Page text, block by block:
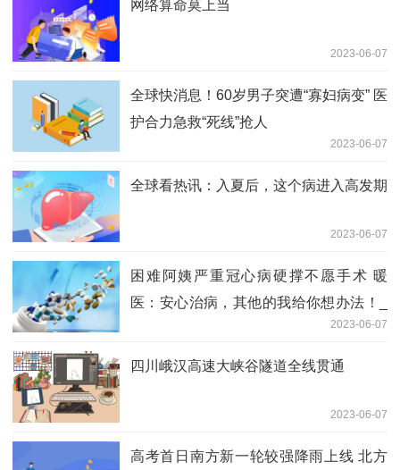
网络算命莫上当
2023-06-07
全球快消息！60岁男子突遭“寡妇病变” 医
护合力急救“死线”抢人
2023-06-07
全球看热讯：入夏后，这个病进入高发期
2023-06-07
困难阿姨严重冠心病硬撑不愿手术 暖
医：安心治病，其他的我给你想办法！_
2023-06-07
四川峨汉高速大峡谷隧道全线贯通
2023-06-07
高考首日南方新一轮较强降雨上线 北方